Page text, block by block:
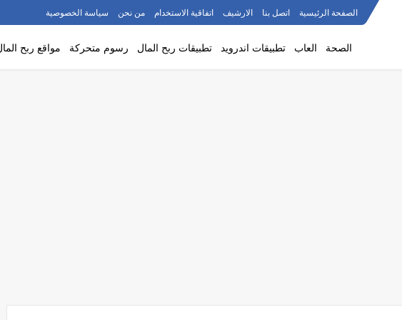
الصفحة الرئيسية اتصل بنا الارشيف اتفاقية الاستخدام من نحن سياسة الخصوصية
الصحة العاب تطبيقات اندرويد تطبيقات ربح المال رسوم متحركة مواقع ربح